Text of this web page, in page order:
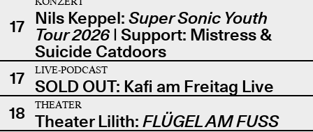
17 Nils Keppel: Super Sonic Youth
Tour 2026| Support: Mistress &
Suicide Catdoors
17
LIVE-PODCAST
SOLD OUT: Kafi am Freitag Live
18
THEATER
Theater Lilith: FLÜGEL AM FUSS